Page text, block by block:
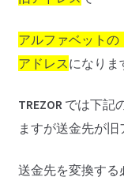
アルファベット
アドレス になりま
TREZORでは下記
ますが送金先が旧
送金先を変換する